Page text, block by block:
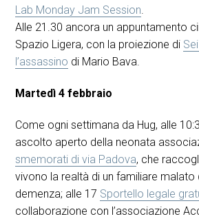
Lab Monday Jam Session.
Alle 21.30 ancora un appuntamento
Spazio Ligera, con la proiezione di
l’assassino di Mario Bava.
Martedì 4 febbraio
Come ogni settimana da Hug, alle
ascolto aperto della neonata
smemorati di via Padova, che
vivono la realtà di un familiare malato
demenza; alle 17 Sportello legale
collaborazione con l’associazione